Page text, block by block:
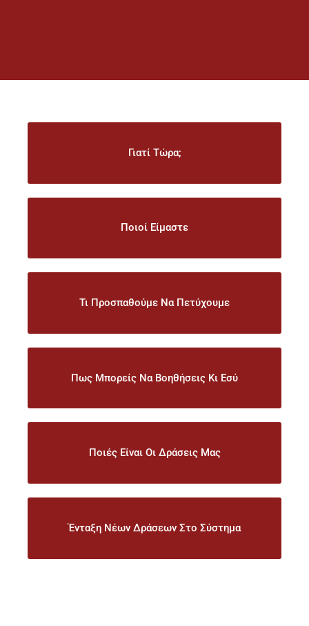
Γιατί Τώρα;
Ποιοί Είμαστε
Τι Προσπαθούμε Να Πετύχουμε
Πως Μπορείς Να Βοηθήσεις Κι Εσύ
Ποιές Είναι Οι Δράσεις Μας
Ένταξη Νέων Δράσεων Στο Σύστημα